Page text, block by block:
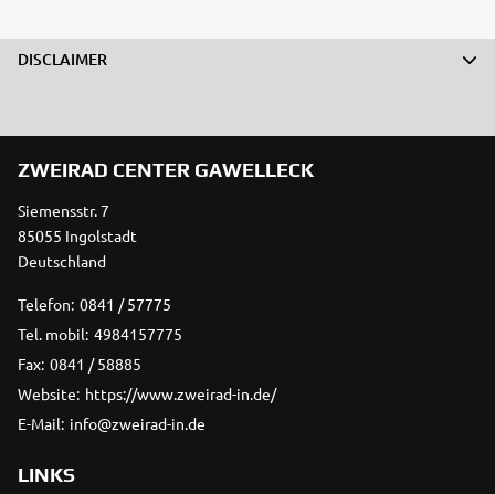
DISCLAIMER
ZWEIRAD CENTER GAWELLECK
Siemensstr. 7
85055 Ingolstadt
Deutschland
Telefon: 0841 / 57775
Tel. mobil: 4984157775
Fax: 0841 / 58885
Website: https://www.zweirad-in.de/
E-Mail: info@zweirad-in.de
LINKS